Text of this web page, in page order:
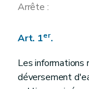
Arrête :
Art. 1er.
Les informations
déversement